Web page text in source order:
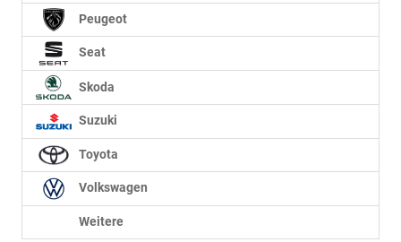
Peugeot
Seat
Skoda
Suzuki
Toyota
Volkswagen
Weitere